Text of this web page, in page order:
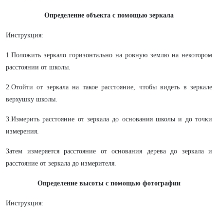
Определение объекта с помощью зеркала
Инструкция:
1.Положить зеркало горизонтально на ровную землю на некотором
расстоянии от школы.
2.Отойти от зеркала на такое расстояние, чтобы видеть в зеркале
верхушку школы.
3.Измерить расстояние от зеркала до основания школы и до точки
измерения.
Затем измеряется расстояние от основания дерева до зеркала и
расстояние от зеркала до измерителя.
Определение высоты с помощью фотографии
Инструкция: